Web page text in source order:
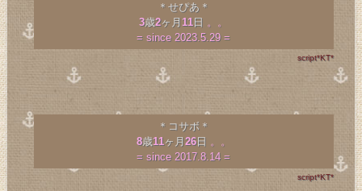
＊せぴあ＊
3歳2ヶ月 11 日 。。
= since 2023.5.29 =
script*KT*
＊コサボ＊
8歳11ヶ月26日 。。
= since 2017.8.14 =
script*KT*